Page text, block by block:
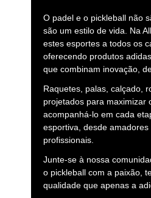
O padel e o pickleball não
são um estilo de vida. Na
estes esportes a todos os
oferecendo produtos
que combinam inovação,
Raquetes, palas, calçado,
projetados para maximizar
acompanhá-lo em cada
esportiva, desde
profissionais.
Junte-se à nossa
o pickleball com a paixão,
qualidade que apenas a